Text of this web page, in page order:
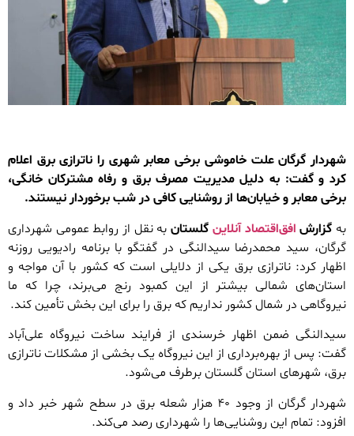
شهردار گرگان علت خاموشی برخی معابر شهری را ناترازی برق اعلام
کرد و گفت: به دلیل مدیریت مصرف برق و رفاه مشترکان خانگی،
برخی معابر و خیابان‌ها از روشنایی کافی در شب برخوردار نیستند.
به گزارش افق‌اقتصاد آنلاین گلستانبه نقل از روابط عمومی شهرداری
گرگان، سید محمدرضا سیدالنگی در گفتگو با برنامه رادیویی روزنه
اظهار کرد: ناترازی برق یکی از دلایلی است که کشور با آن مواجه و
استان‌های شمالی بیشتر از این کمبود رنج می‌برند، چرا که ما
نیروگاهی در شمال کشور نداریم که برق را برای این بخش تأمین کند.
سیدالنگی ضمن اظهار خرسندی از فرایند ساخت نیروگاه علی‌آباد
گفت: پس از بهره‌برداری از این نیروگاه یک بخشی از مشکلات ناترازی
برق، شهرهای استان گلستان برطرف می‌شود.
شهردار گرگان از وجود ۴۰ هزار شعله برق در سطح شهر خبر داد و
افزود: تمام این روشنایی‌ها را شهرداری رصد می‌کند.